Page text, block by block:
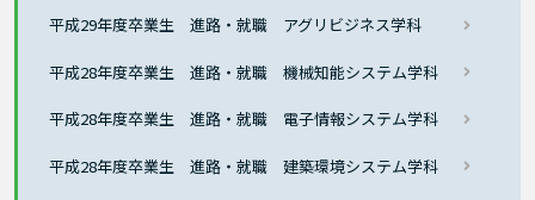
平成29年度卒業生 進路・就職 アグリビジネス学科
平成28年度卒業生 進路・就職 機械知能システム学科
平成28年度卒業生 進路・就職 電子情報システム学科
平成28年度卒業生 進路・就職 建築環境システム学科